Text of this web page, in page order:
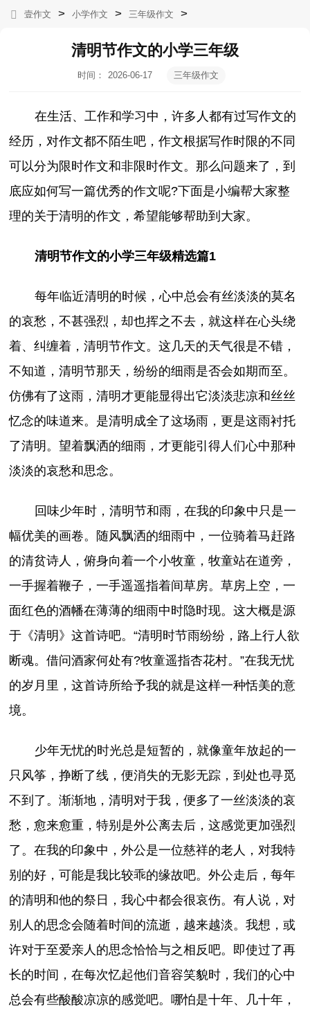
壹作文 > 小学作文 > 三年级作文 >
清明节作文的小学三年级
时间：
2026-06-17
三年级作文
在生活、工作和学习中，许多人都有过写作文的
经历，对作文都不陌生吧，作文根据写作时限的不同
可以分为限时作文和非限时作文。那么问题来了，到
底应如何写一篇优秀的作文呢?下面是小编帮大家整
理的关于清明的作文，希望能够帮助到大家。
清明节作文的小学三年级精选篇1
每年临近清明的时候，心中总会有丝淡淡的莫名
的哀愁，不甚强烈，却也挥之不去，就这样在心头绕
着、纠缠着，清明节作文。这几天的天气很是不错，
不知道，清明节那天，纷纷的细雨是否会如期而至。
仿佛有了这雨，清明才更能显得出它淡淡悲凉和丝丝
忆念的味道来。是清明成全了这场雨，更是这雨衬托
了清明。望着飘洒的细雨，才更能引得人们心中那种
淡淡的哀愁和思念。
回味少年时，清明节和雨，在我的印象中只是一
幅优美的画卷。随风飘洒的细雨中，一位骑着马赶路
的清贫诗人，俯身向着一个小牧童，牧童站在道旁，
一手握着鞭子，一手遥遥指着间草房。草房上空，一
面红色的酒幡在薄薄的细雨中时隐时现。这大概是源
于《清明》这首诗吧。“清明时节雨纷纷，路上行人欲
断魂。借问酒家何处有?牧童遥指杏花村。”在我无忧
的岁月里，这首诗所给予我的就是这样一种恬美的意
境。
少年无忧的时光总是短暂的，就像童年放起的一
只风筝，挣断了线，便消失的无影无踪，到处也寻觅
不到了。渐渐地，清明对于我，便多了一丝淡淡的哀
愁，愈来愈重，特别是外公离去后，这感觉更加强烈
了。在我的印象中，外公是一位慈祥的老人，对我特
别的好，可能是我比较乖的缘故吧。外公走后，每年
的清明和他的祭日，我心中都会很哀伤。有人说，对
别人的思念会随着时间的流逝，越来越淡。我想，或
许对于至爱亲人的思念恰恰与之相反吧。即使过了再
长的时间，在每次忆起他们音容笑貌时，我们的心中
总会有些酸酸凉凉的感觉吧。哪怕是十年、几十年，